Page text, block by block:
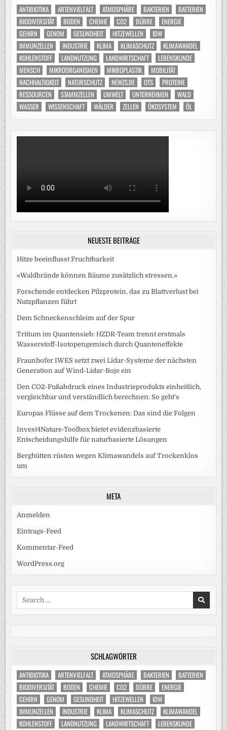
ANTIBIOTIKA ARTENVIELFALT ATMOSPHÄRE BAKTERIEN
BATTERIEN
BIODIVERSITÄT
BODEN CHEMIE CO2 DÜRRE
ENERGIE
GEHIRN
GENOM GESUNDHEIT HITZEWELLEN
IDW
IMMUNZELLEN
INDUSTRIE KLIMA KLIMASCHUTZ
KLIMAWANDEL
KOHLENSTOFF
LANDNUTZUNG LANDWIRTSCHAFT
LEBENSKUNDE
MENSCH
MIKROORGANISMEN MIKROPLASTIK
MOBILITÄT
NACHHALTIGKEIT
NATURSCHUTZ NEWZS.DE OTS
PROTEINE
RESSOURCEN
STAMMZELLEN UMWELT UNTERNEHMEN
WALD
WASSER
WISSENSCHAFT WÄLDER ZELLEN ÖKOSYSTEM ÖL
NEUESTE BEITRÄGE
Hitze beeinflusst Fruchtbarkeit
«Waldbrände können Bäume zusätzlich stressen.»
Forschende entdecken Pilzprotein, das zu Blattverlust bei
Nutzpflanzen führt
Dem Schneckenschleim auf der Spur
Tritium im Quantensieb: HZDR-Team trennt erstmals
Wasserstoff-Isotopengemisch durch Quanteneffekte
Fraunhofer IWES setzt zwei Lidar-Systeme der nächsten
Generation auf Wind-Lidar-Boje ein
Den CO2-Fußabdruck eines Industrieprodukts einheitlich,
vergleichbar und verständlich berechnen: So geht‘s
Europas Flüsse auf dem Trockenen: Das sind die Folgen
Invest4Nature-Toolbox bietet evidenzbasierte
Entscheidungshilfe für naturbasierte Lösungen
Berghütten rüsten wegen Klimawandels auf Trockenklos
um
META
Anmelden
Eintrags-Feed
Kommentar-Feed
WordPress.org
Search
SCHLAGWÖRTER
ANTIBIOTIKA ARTENVIELFALT ATMOSPHÄRE BAKTERIEN
BATTERIEN
BIODIVERSITÄT
BODEN CHEMIE CO2 DÜRRE
ENERGIE
GEHIRN
GENOM GESUNDHEIT HITZEWELLEN
IDW
IMMUNZELLEN
INDUSTRIE KLIMA KLIMASCHUTZ
KLIMAWANDEL
KOHLENSTOFF
LANDNUTZUNG LANDWIRTSCHAFT
LEBENSKUNDE